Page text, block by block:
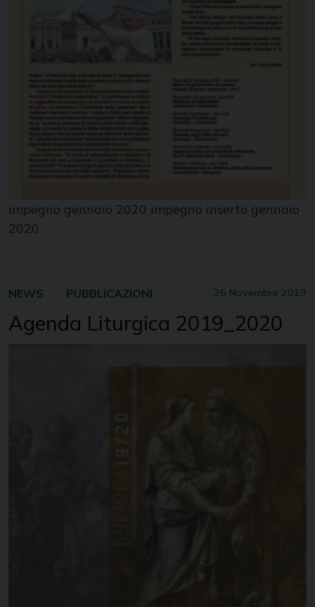
impegno gennaio 2020 impegno inserto gennaio
2020
26 Novembre 2019
NEWS PUBBLICAZIONI
Agenda Liturgica 2019_2020